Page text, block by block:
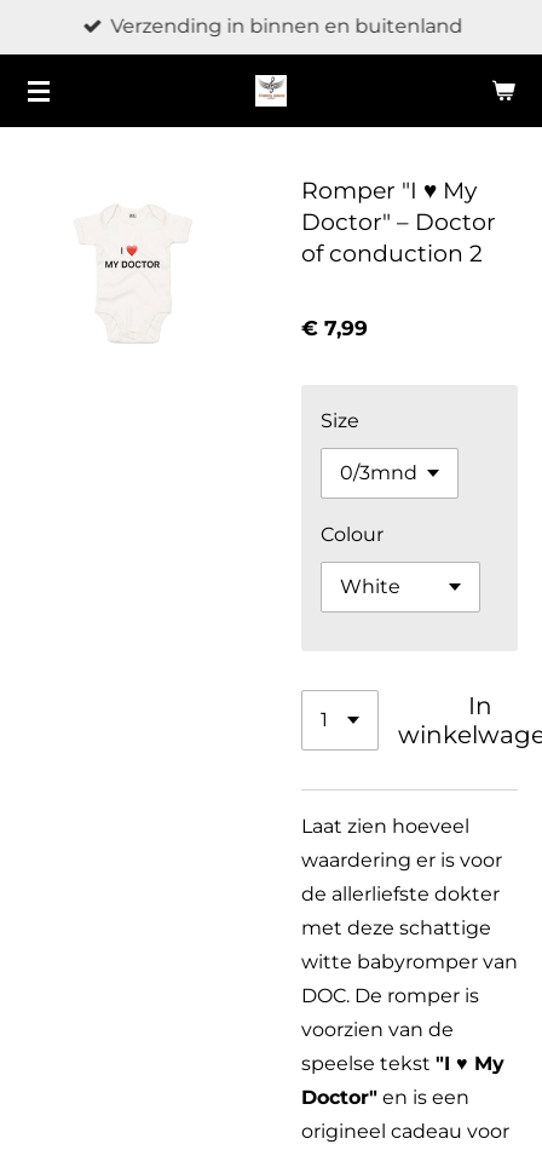
direct
naar
de
Verzending in binnen en buitenland
Romper "I ♥ My
Doctor" – Doctor
of conduction 2
€ 7,99
Size
Colour
In
Laat zien hoeveel
waardering er is voor
de allerliefste dokter
met deze schattige
witte babyromper van
DOC. De romper is
voorzien van de
speelse tekst "I ♥ My
Doctor" en is een
origineel cadeau voor